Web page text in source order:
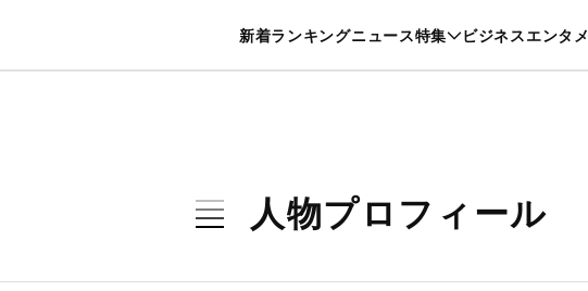
新着ランキングニュース特集 ビジネスエンタメ
暮らし スポーツ ヘルスケア 美容 グルメ
人物プロフィール